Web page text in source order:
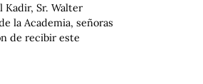
Kadir, Sr. Walter
la Academia, señoras
de recibir este